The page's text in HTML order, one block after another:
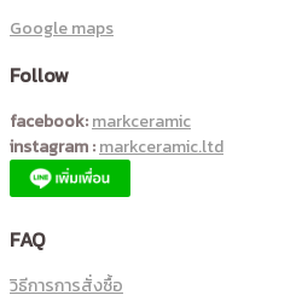
Google maps
Follow
facebook:markceramic
instagram :markceramic.ltd
FAQ
วิธีการการสั่งซื้อ